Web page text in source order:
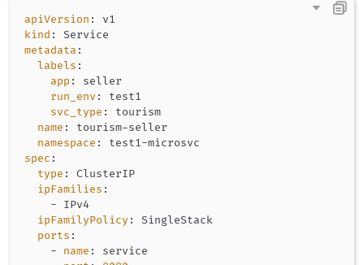
apiVersion :
kind :
metadata :
labels :
app :
seller
run_env :
test1
svc_type :
tourism
name : tourism-seller
namespace : test1-
spec :
type :
ClusterIP
ipFamilies :
- IPv4
ipFamilyPolicy :
SingleStack
ports :
-
name :
service